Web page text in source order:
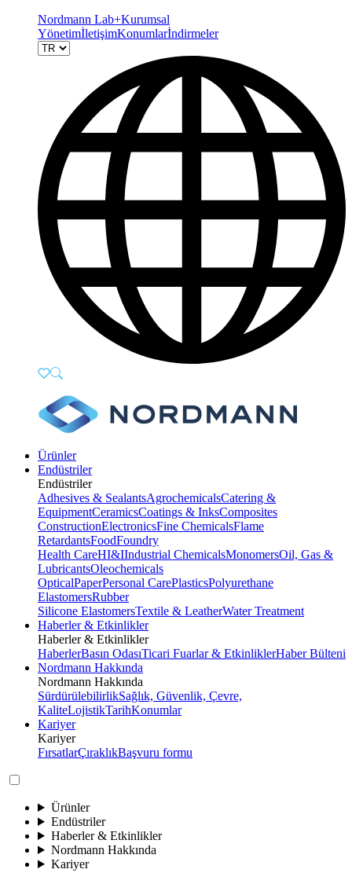
Nordmann Lab+Kurumsal
YönetimİletişimKonumlarİndirmeler
Ürünler
Endüstriler
Endüstriler
Adhesives & SealantsAgrochemicalsCatering &
EquipmentCeramicsCoatings & InksComposites
ConstructionElectronicsFine ChemicalsFlame
RetardantsFoodFoundry
Health CareHI&IIndustrial ChemicalsMonomersOil, Gas &
LubricantsOleochemicals
OpticalPaperPersonal CarePlasticsPolyurethane
ElastomersRubber
Silicone ElastomersTextile & LeatherWater Treatment
Haberler & Etkinlikler
Haberler & Etkinlikler
HaberlerBasın OdasıTicari Fuarlar & EtkinliklerHaber Bülteni
Nordmann Hakkında
Nordmann Hakkında
SürdürülebilirlikSağlık, Güvenlik, Çevre,
KaliteLojistikTarihKonumlar
Kariyer
Kariyer
FırsatlarÇıraklıkBaşvuru formu
Ürünler
Endüstriler
Haberler & Etkinlikler
Nordmann Hakkında
Kariyer